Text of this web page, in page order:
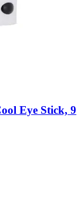
Eye Stick, 9